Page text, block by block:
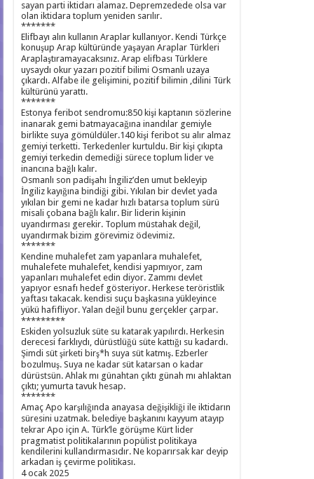
sayan parti iktidarı alamaz. Depremzedede olsa var
olan iktidara toplum yeniden sarılır.
*******
Elifbayı alın kullanın Araplar kullanıyor. Kendi Türkçe
konuşup Arap kültüründe yaşayan Araplar Türkleri
Araplaştıramayacaksınız. Arap elifbası Türklere
uysaydı okur yazarı pozitif bilimi Osmanlı uzaya
çıkardı. Alfabe ile gelişimini, pozitif bilimin ,dilini Türk
kültürünü yarattı.
*******
Estonya feribot sendromu:850 kişi kaptanın sözlerine
inanarak gemi batmayacağına inandılar gemiyle
birlikte suya gömüldüler.140 kişi feribot su alır almaz
gemiyi terketti. Terkedenler kurtuldu. Bir kişi çıkıpta
gemiyi terkedin demediği sürece toplum lider ve
inancına bağlı kalır.
Osmanlı son padişahı İngiliz’den umut bekleyip
İngiliz kayığına bindiği gibi. Yıkılan bir devlet yada
yıkılan bir gemi ne kadar hızlı batarsa toplum sürü
misali çobana bağlı kalır. Bir liderin kişinin
uyandırması gerekir. Toplum müstahak değil,
uyandırmak bizim görevimiz ödevimiz.
*******
Kendine muhalefet zam yapanlara muhalefet,
muhalefete muhalefet, kendisi yapmıyor, zam
yapanları muhalefet edin diyor. Zammı devlet
yapıyor esnafı hedef gösteriyor. Herkese teröristlik
yaftası takacak. kendisi suçu başkasına yükleyince
yükü hafifliyor. Yalan değil bunu gerçekler çarpar.
*********
Eskiden yolsuzluk süte su katarak yapılırdı. Herkesin
derecesi farklıydı, dürüstlüğü süte kattığı su kadardı.
Şimdi süt şirketi birş*h suya süt katmış. Ezberler
bozulmuş. Suya ne kadar süt katarsan o kadar
dürüstsün. Ahlak mı günahtan çıktı günah mı ahlaktan
çıktı; yumurta tavuk hesap.
*******
Amaç Apo karşılığında anayasa değişikliği ile iktidarın
süresini uzatmak. belediye başkanını kayyum atayıp
tekrar Apo için A. Türk’le görüşme Kürt lider
pragmatist politikalarının popülist politikaya
kendilerini kullandırmasıdır. Ne koparırsak kar deyip
arkadan iş çevirme politikası.
4 ocak 2025